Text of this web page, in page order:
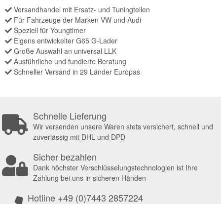
Versandhandel mit Ersatz- und Tuningteilen
Für Fahrzeuge der Marken VW und Audi
Speziell für Youngtimer
Eigens entwickelter G65 G-Lader
Große Auswahl an universal LLK
Ausführliche und fundierte Beratung
Schneller Versand in 29 Länder Europas
Schnelle Lieferung
Wir versenden unsere Waren stets versichert, schnell und
zuverlässig mit DHL und DPD
Sicher bezahlen
Dank höchster Verschlüsselungstechnologien ist Ihre
Zahlung bei uns in sicheren Händen
Hotline +49 (0)7443 2857224